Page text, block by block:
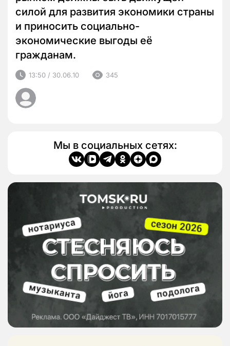
силой для развития экономики страны
и приносить социально-
экономические выгоды её
гражданам.
13:50 / 30.06.10 345
Мы в социальных сетях: